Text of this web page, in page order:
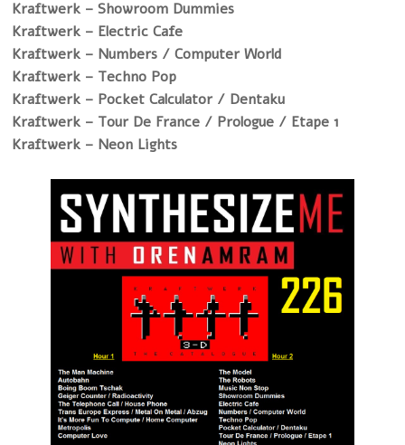
Kraftwerk – Showroom Dummies
Kraftwerk – Electric Cafe
Kraftwerk – Numbers / Computer World
Kraftwerk – Techno Pop
Kraftwerk – Pocket Calculator / Dentaku
Kraftwerk – Tour De France / Prologue / Etape 1
Kraftwerk – Neon Lights